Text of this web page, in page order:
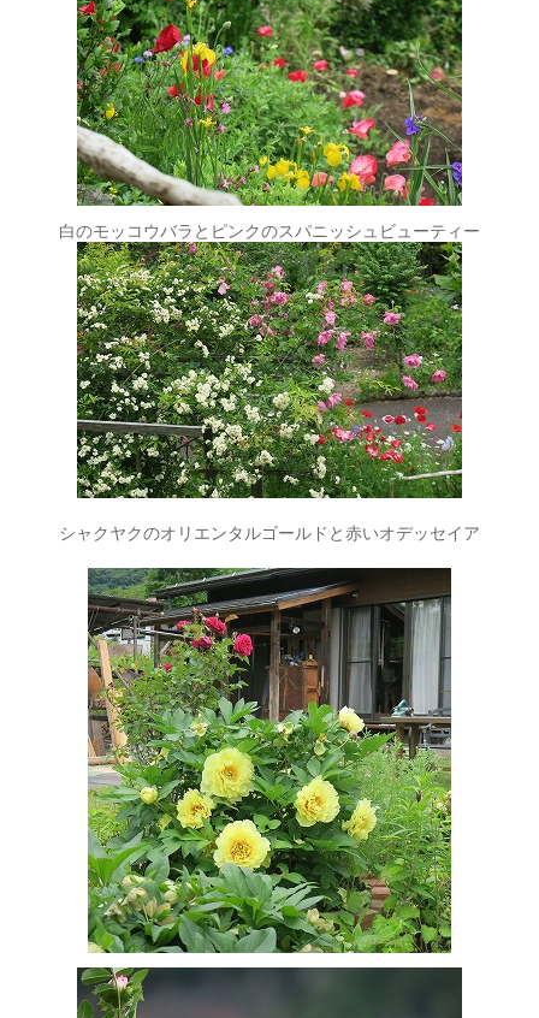
白のモッコウバラとピンクのスパニッシュビューティー
シャクヤクのオリエンタルゴールドと赤いオデッセイア